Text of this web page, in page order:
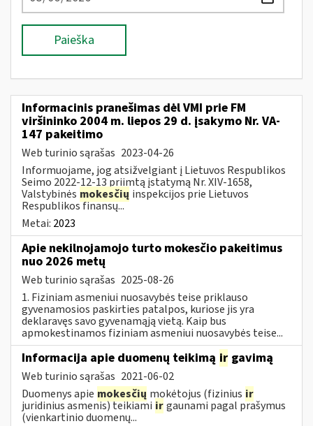
Paieška
Informacinis pranešimas dėl VMI prie FM
viršininko 2004 m. liepos 29 d. įsakymo Nr. VA-
147 pakeitimo
Web turinio sąrašas 2023-04-26
Informuojame, jog atsižvelgiant į Lietuvos Respublikos
Seimo 2022-12-13 priimtą įstatymą Nr. XIV-1658,
Valstybinės mokesčių inspekcijos prie Lietuvos
Respublikos finansų...
Metai: 2023
Apie nekilnojamojo turto mokesčio pakeitimus
nuo 2026 metų
Web turinio sąrašas 2025-08-26
1. Fiziniam asmeniui nuosavybės teise priklauso
gyvenamosios paskirties patalpos, kuriose jis yra
deklaravęs savo gyvenamąją vietą. Kaip bus
apmokestinamos fiziniam asmeniui nuosavybės teise...
Informacija apie duomenų teikimą ir gavimą
Web turinio sąrašas 2021-06-02
Duomenys apie mokesčių mokėtojus (fizinius ir
juridinius asmenis) teikiami irgaunami pagal prašymus
(vienkartinio duomenų...